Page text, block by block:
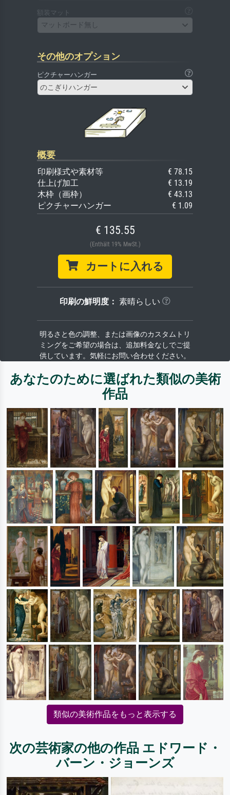
額装マット
マットボード無し
その他のオプション
ピクチャーハンガー
のこぎりハンガー
概要
印刷様式や素材等
€ 78.15
仕上げ加工
€ 13.19
木枠（画枠）
€ 43.13
ピクチャーハンガー
€ 1.09
€ 135.55
(Enthält 19% MwSt.)
カートに入れる
印刷の鮮明度： 素晴らしい
明るさと色の調整、または画像のカスタムトリ
ミングをご希望の場合は、追加料金なしでご提
供しています。気軽にお問い合わせください。
あなたのために選ばれた類似の美術
作品
類似の美術作品をもっと表示する
次の芸術家の他の作品 エドワード・
バーン・ジョーンズ